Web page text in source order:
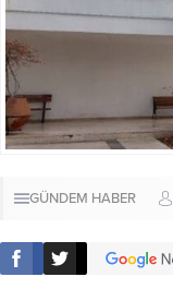
GÜNDEM HABER